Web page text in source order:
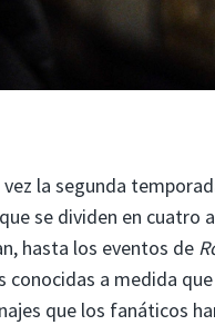
la segunda
se dividen en cuatro
hasta los eventos de
conocidas a medida
que los fanáticos